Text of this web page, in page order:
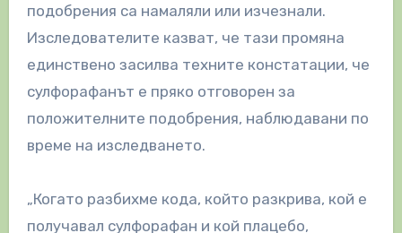
подобрения са намаляли или изчезнали.
Изследователите казват, че тази промяна
единствено засилва техните констатации, че
сулфорафанът е пряко отговорен за
положителните подобрения, наблюдавани по
време на изследването.
„Когато разбихме кода, който разкрива, кой е
получавал сулфорафан и кой плацебо,